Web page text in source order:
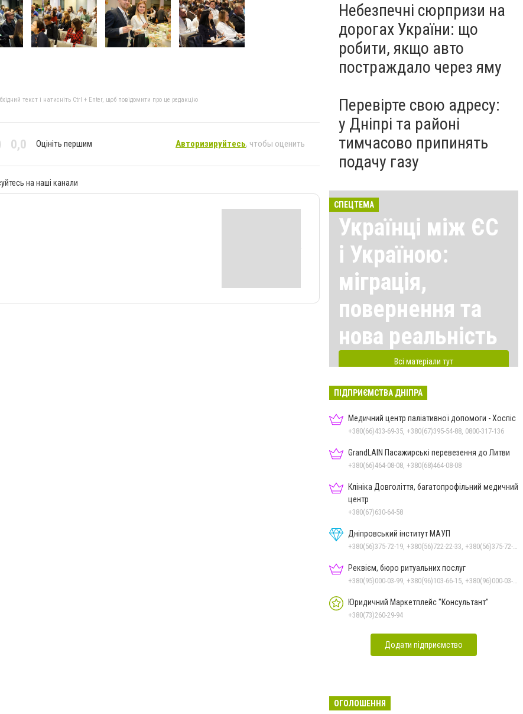
текст і натисніть Ctrl + Enter, щоб повідомити про це редакцію
0,0 Оцініть першим Авторизируйтесь, чтобы оценить
на наші канали
Небезпечні сюрпризи на
дорогах України: що
робити, якщо авто
постраждало через яму
Перевірте свою адресу:
у Дніпрі та районі
тимчасово припинять
подачу газу
СПЕЦТЕМА
Українці між ЄС
і Україною:
міграція,
повернення та
нова реальність
Всі матеріали тут
ПІДПРИЄМСТВА ДНІПРА
Медичний центр паліативної допомоги - Хоспіс
+380(66)433-69-35, +380(67)395-54-88, 0800-317-136
GrandLAIN Пасажирські перевезення до Литви
+380(66)464-08-08, +380(68)464-08-08
Клініка Довголіття, багатопрофільний медичний
центр
+380(67)630-64-58
Дніпровський інститут МАУП
Реквієм, бюро ритуальних послуг
Юридичний Маркетплейс "Консультант"
+380(73)260-29-94
Додати підприємство
ОГОЛОШЕННЯ